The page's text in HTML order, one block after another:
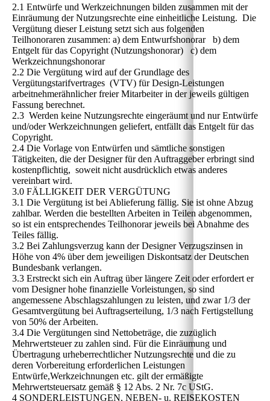
2.1 Entwürfe und Werkzeichnungen bilden zusammen mit der
Einräumung der Nutzungsrechte eine einheitliche Leistung. Die
Vergütung dieser Leistung setzt sich aus folgenden
Teilhonoraren zusammen: a) dem Entwurfshonorar b) dem
Entgelt für das Copyright (Nutzungshonorar) c) dem
Werkzeichnungshonorar
2.2 Die Vergütung wird auf der Grundlage des
Vergütungstarifvertrages (VTV) für Design-Leistungen
arbeitnehmerähnlicher freier Mitarbeiter in der jeweils gültigen
Fassung berechnet.
2.3 Werden keine Nutzungsrechte eingeräumt und nur Entwürfe
und/oder Werkzeichnungen geliefert, entfällt das Entgelt für das
Copyright.
2.4 Die Vorlage von Entwürfen und sämtliche sonstigen
Tätigkeiten, die der Designer für den Auftraggeber erbringt sind
kostenpflichtig, soweit nicht ausdrücklich etwas anderes
vereinbart wird.
3.0 FÄLLIGKEIT DER VERGÜTUNG
3.1 Die Vergütung ist bei Ablieferung fällig. Sie ist ohne Abzug
zahlbar. Werden die bestellten Arbeiten in Teilen abgenommen,
so ist ein entsprechendes Teilhonorar jeweils bei Abnahme des
Teiles fällig.
3.2 Bei Zahlungsverzug kann der Designer Verzugszinsen in
Höhe von 4% über dem jeweiligen Diskontsatz der Deutschen
Bundesbank verlangen.
3.3 Erstreckt sich ein Auftrag über längere Zeit oder erfordert er
vom Designer hohe finanzielle Vorleistungen, so sind
angemessene Abschlagszahlungen zu leisten, und zwar 1/3 der
Gesamtvergütung bei Auftragserteilung, 1/3 nach Fertigstellung
von 50% der Arbeiten.
3.4 Die Vergütungen sind Nettobeträge, die zuzüglich
Mehrwertsteuer zu zahlen sind. Für die Einräumung und
Übertragung urheberrechtlicher Nutzungsrechte und die zu
deren Vorbereitung erforderlichen Leistungen
Entwürfe,Werkzeichnungen etc. gilt der ermäßigte
Mehrwertsteuersatz gemäß § 12 Abs. 2 Nr. 7c UStG.
4 SONDERLEISTUNGEN, NEBEN- u. REISEKOSTEN